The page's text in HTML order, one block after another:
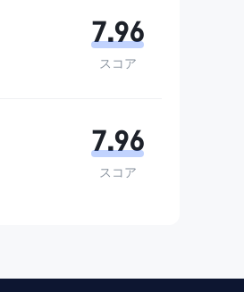
7.96
スコア
7.96
スコア